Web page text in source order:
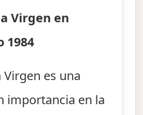
Virgen en
1984
Virgen es una
importancia en la